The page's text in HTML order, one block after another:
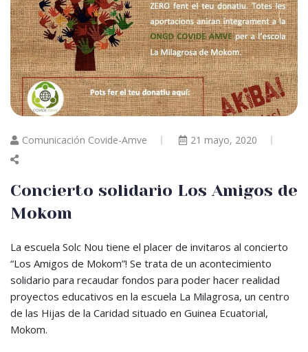
Comunicación Covide-Amve 21 mayo, 2020
Concierto solidario Los Amigos de
Mokom
La escuela Solc Nou tiene el placer de invitaros al concierto
“Los Amigos de Mokom”! Se trata de un acontecimiento
solidario para recaudar fondos para poder hacer realidad
proyectos educativos en la escuela La Milagrosa, un centro
de las Hijas de la Caridad situado en Guinea Ecuatorial,
Mokom.